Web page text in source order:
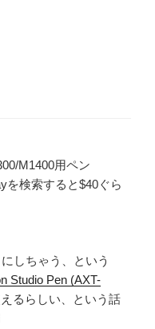
M1400用ペン
を検索すると$40ぐら
しちゃう、という
Studio Pen (AXT-
るらしい、という話